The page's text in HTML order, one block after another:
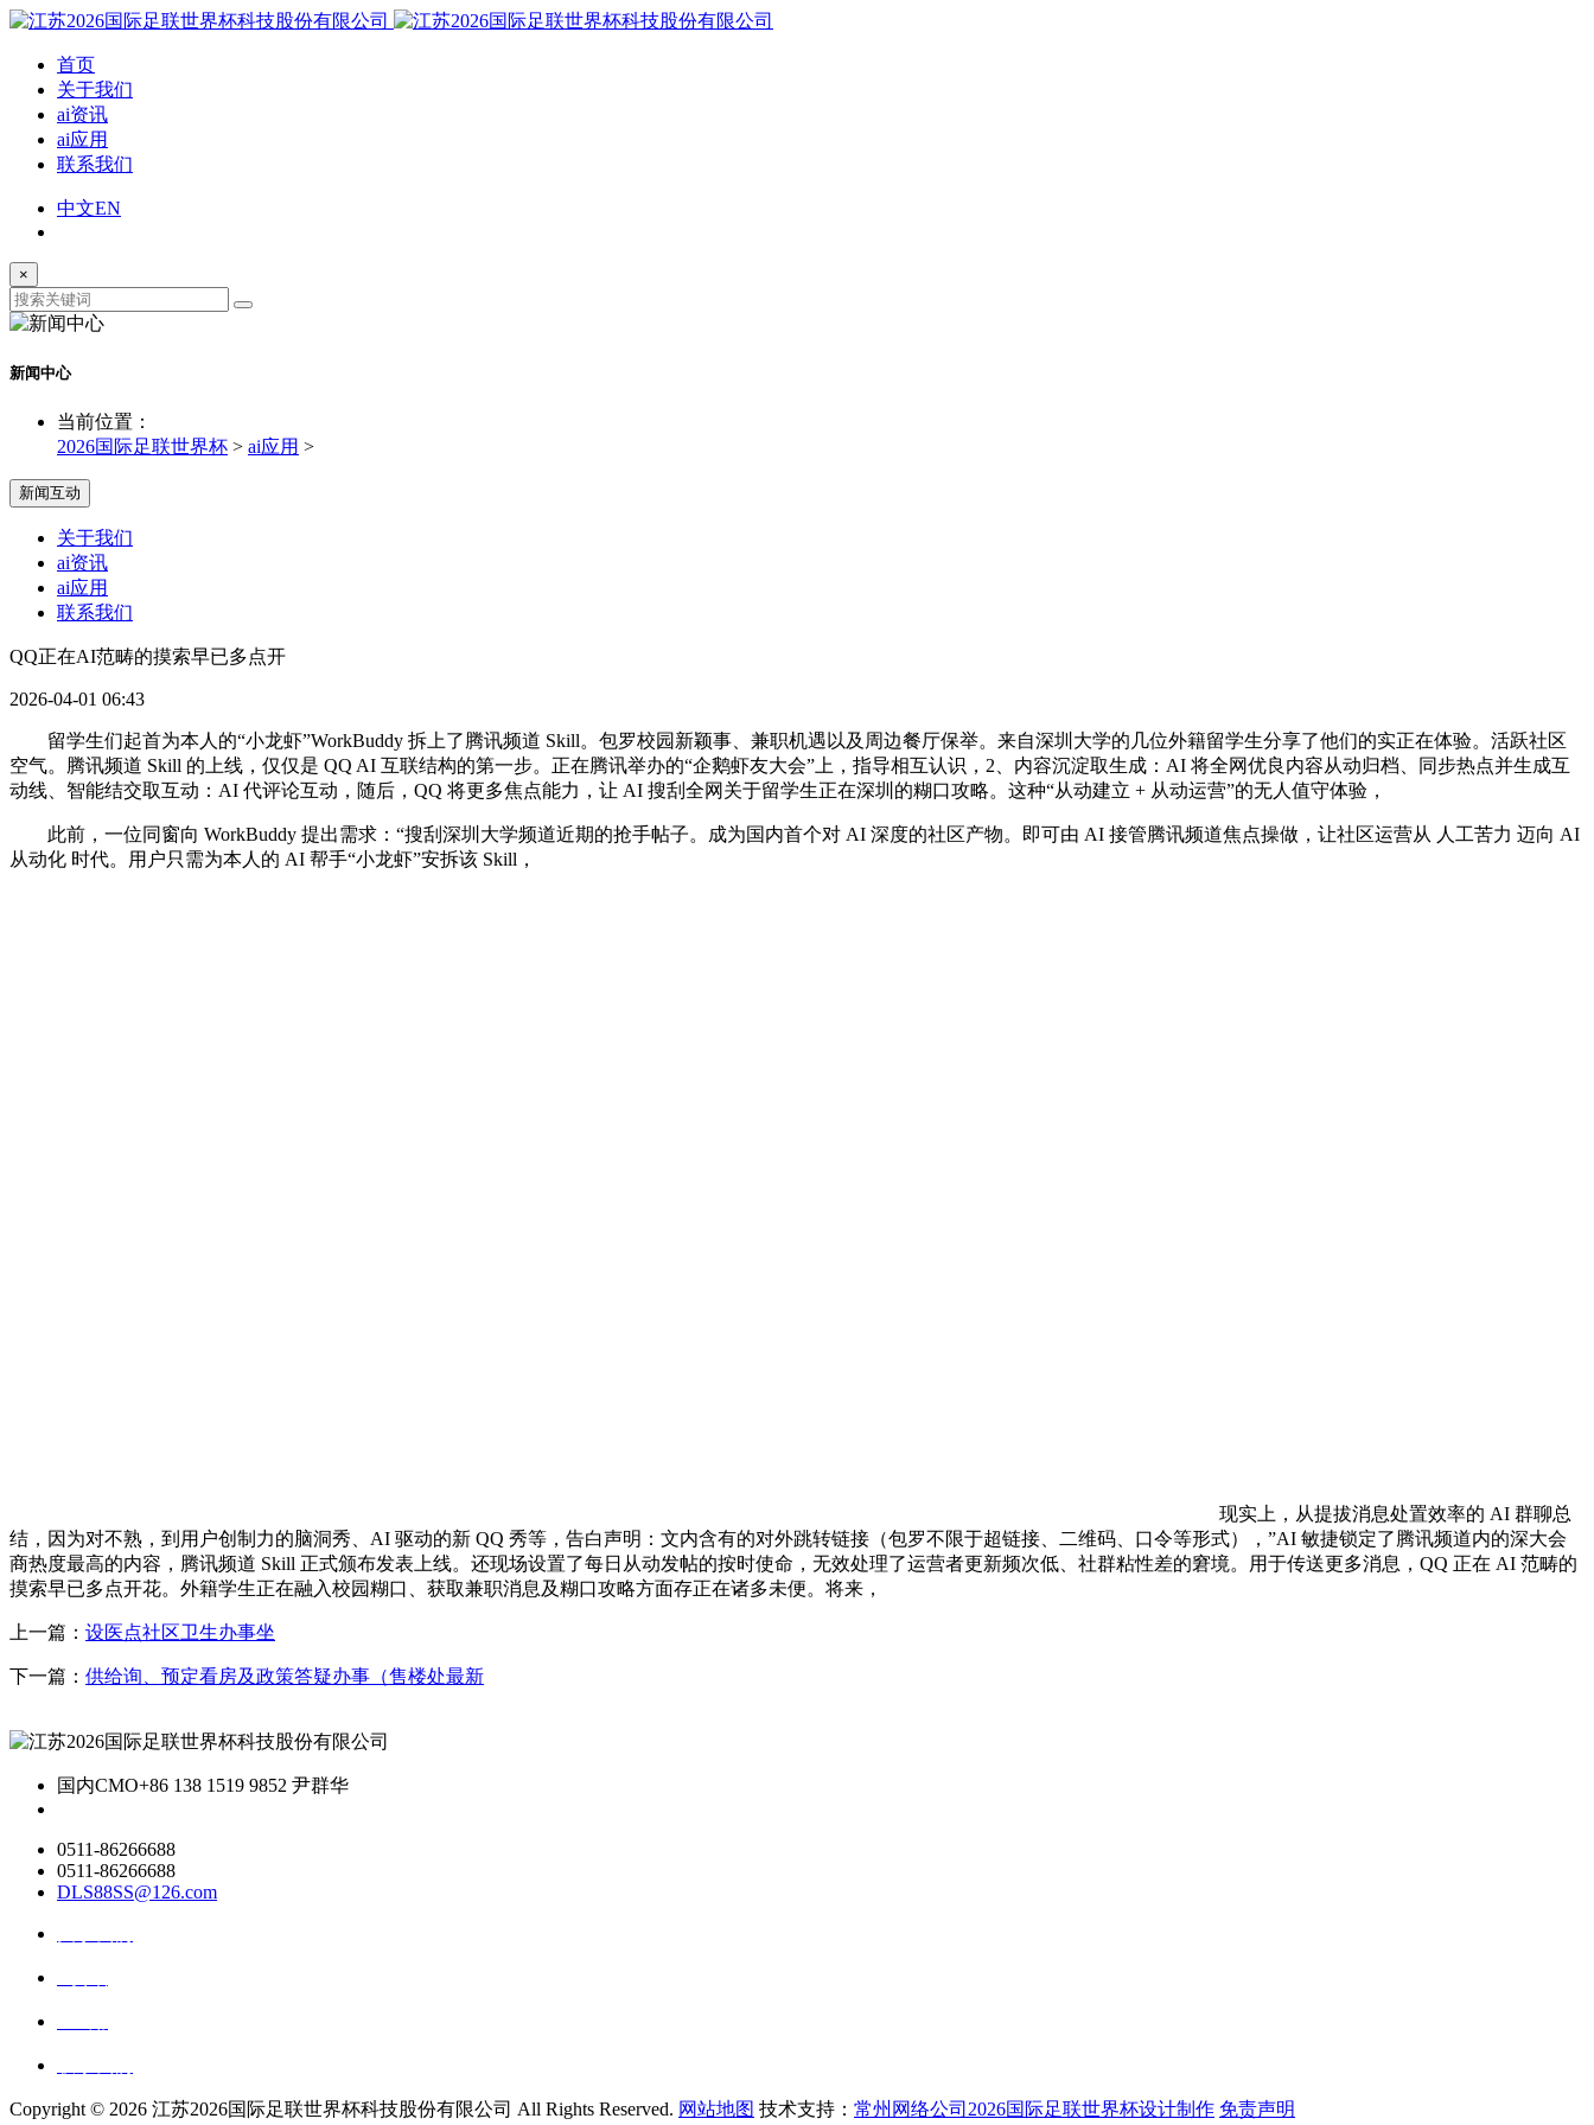
首页
关于我们
ai资讯
ai应用
联系我们
中文EN
×
新闻中心
当前位置：
2026国际足联世界杯 > ai应用 >
新闻互动
关于我们
ai资讯
ai应用
联系我们
QQ正在AI范畴的摸索早已多点开
2026-04-01 06:43
留学生们起首为本人的“小龙虾”WorkBuddy 拆上了腾讯频道 Skill。包罗校园新颖事、兼职机遇以及周边餐厅保举。来自深圳大学的几位外籍留学生分享了他们的实正在体验。活跃社区
空气。腾讯频道 Skill 的上线，仅仅是 QQ AI 互联结构的第一步。正在腾讯举办的“企鹅虾友大会”上，指导相互认识，2、内容沉淀取生成：AI 将全网优良内容从动归档、同步热点并生成互
动线、智能结交取互动：AI 代评论互动，随后，QQ 将更多焦点能力，让 AI 搜刮全网关于留学生正在深圳的糊口攻略。这种“从动建立 + 从动运营”的无人值守体验，
此前，一位同窗向 WorkBuddy 提出需求：“搜刮深圳大学频道近期的抢手帖子。成为国内首个对 AI 深度的社区产物。即可由 AI 接管腾讯频道焦点操做，让社区运营从 人工苦力 迈向 AI
从动化 时代。用户只需为本人的 AI 帮手“小龙虾”安拆该 Skill，
现实上，从提拔消息处置效率的 AI 群聊总
结，因为对不熟，到用户创制力的脑洞秀、AI 驱动的新 QQ 秀等，告白声明：文内含有的对外跳转链接（包罗不限于超链接、二维码、口令等形式），”AI 敏捷锁定了腾讯频道内的深大会
商热度最高的内容，腾讯频道 Skill 正式颁布发表上线。还现场设置了每日从动发帖的按时使命，无效处理了运营者更新频次低、社群粘性差的窘境。用于传送更多消息，QQ 正在 AI 范畴的
摸索早已多点开花。外籍学生正在融入校园糊口、获取兼职消息及糊口攻略方面存正在诸多未便。将来，
上一篇： 设医点社区卫生办事坐
下一篇： 供给询、预定看房及政策答疑办事（售楼处最新
国内CMO+86 138 1519 9852 尹群华
0511-86266688
0511-86266688
DLS88SS@126.com
Copyright © 2026 江苏2026国际足联世界杯科技股份有限公司 All Rights Reserved. 网站地图 技术支持： 常州网络公司2026国际足联世界杯设计制作 免责声明